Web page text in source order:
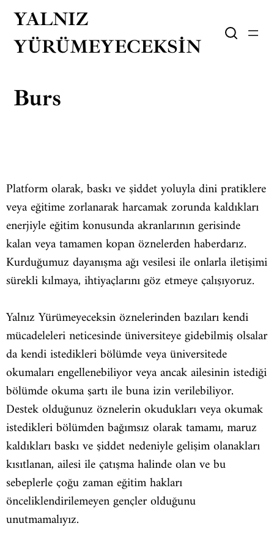
YALNIZ
YÜRÜMEYECEKSIN
Burs
Platform olarak, baskı ve şiddet yoluyla dini pratiklere
veya eğitime zorlanarak harcamak zorunda kaldıkları
enerjiyle eğitim konusunda akranlarının gerisinde
kalan veya tamamen kopan öznelerden haberdarız.
Kurduğumuz dayanışma ağı vesilesi ile onlarla iletişimi
sürekli kılmaya, ihtiyaçlarını göz etmeye çalışıyoruz.
Yalnız Yürümeyeceksin öznelerinden bazıları kendi
mücadeleleri neticesinde üniversiteye gidebilmiş olsalar
da kendi istedikleri bölümde veya üniversitede
okumaları engellenebiliyor veya ancak ailesinin istediği
bölümde okuma şartı ile buna izin verilebiliyor.
Destek olduğunuz öznelerin okudukları veya okumak
istedikleri bölümden bağımsız olarak tamamı, maruz
kaldıkları baskı ve şiddet nedeniyle gelişim olanakları
kısıtlanan, ailesi ile çatışma halinde olan ve bu
sebeplerle çoğu zaman eğitim hakları
önceliklendirilemeyen gençler olduğunu
unutmamalıyız.